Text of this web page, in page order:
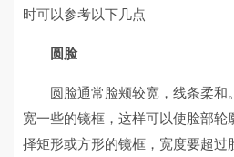
时可以参考以下几点
圆脸
圆脸通常脸颊较宽，线条柔和
宽一些的镜框，这样可以使脸部
择矩形或方形的镜框，宽度要超过